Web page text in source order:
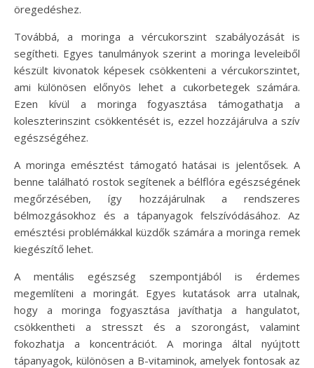
öregedéshez.
Továbbá, a moringa a vércukorszint szabályozását is
segítheti. Egyes tanulmányok szerint a moringa leveleiből
készült kivonatok képesek csökkenteni a vércukorszintet,
ami különösen előnyös lehet a cukorbetegek számára.
Ezen kívül a moringa fogyasztása támogathatja a
koleszterinszint csökkentését is, ezzel hozzájárulva a szív
egészségéhez.
A moringa emésztést támogató hatásai is jelentősek. A
benne található rostok segítenek a bélflóra egészségének
megőrzésében, így hozzájárulnak a rendszeres
bélmozgásokhoz és a tápanyagok felszívódásához. Az
emésztési problémákkal küzdők számára a moringa remek
kiegészítő lehet.
A mentális egészség szempontjából is érdemes
megemlíteni a moringát. Egyes kutatások arra utalnak,
hogy a moringa fogyasztása javíthatja a hangulatot,
csökkentheti a stresszt és a szorongást, valamint
fokozhatja a koncentrációt. A moringa által nyújtott
tápanyagok, különösen a B-vitaminok, amelyek fontosak az